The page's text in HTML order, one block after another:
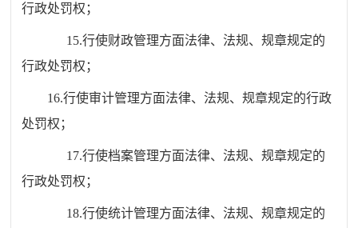
行政处罚权；
15.行使财政管理方面法律、法规、规章规定的
行政处罚权；
16.行使审计管理方面法律、法规、规章规定的行政
处罚权；
17.行使档案管理方面法律、法规、规章规定的
行政处罚权；
18.行使统计管理方面法律、法规、规章规定的